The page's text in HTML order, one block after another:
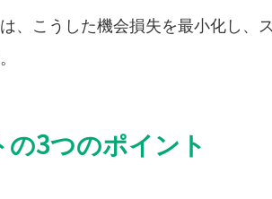
、こうした機会損失を最小化し、
3つのポイント